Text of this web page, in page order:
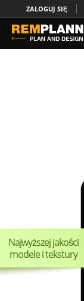
ZALOGUJ SIĘ
Najwyższej jakości
modele i tekstury